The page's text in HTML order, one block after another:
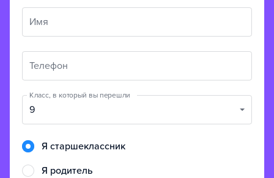
Имя
Телефон
Класс, в который вы перешли
9
Я старшеклассник
Я родитель